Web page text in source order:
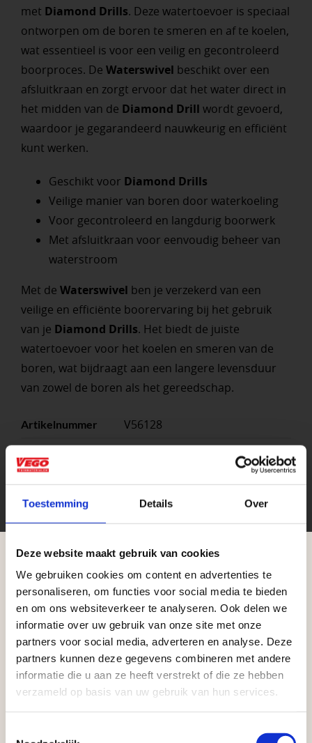
Toestemming Details Over
Deze website maakt gebruik van cookies
We gebruiken cookies om content en advertenties te
personaliseren, om functies voor social media te bieden
en om ons websiteverkeer te analyseren. Ook delen we
informatie over uw gebruik van onze site met onze
partners voor social media, adverteren en analyse. Deze
partners kunnen deze gegevens combineren met andere
informatie die u aan ze heeft verstrekt of die ze hebben
verzameld op basis van uw gebruik van hun services.
met Diamond Drills. Deze watertoevoer is speciaal
ontworpen om de boren te smeren en af te koelen,
wat essentieel is voor een veilig en gecontroleerd
boorproces. De Waterswivel beschikt over een
afsluitkraan en zorgt ervoor dat het water direct in
het midden van de Diamond Drill wordt gevoerd,
waardoor je gegarandeerd nauwkeurig en efficiënt
kunt werken.
Geschikt voor Diamond Drills
Veilige manier van boren door waterkoeling
Voor gecontroleerd en langdurig boorwerk
Met afsluitkraan voor eenvoudig beheer van
waterstroom
Met de Waterswivel ben je verzekerd van een
veilige en efficiënte boorervaring bij het gebruik
van je Diamond Drills. Het biedt de juiste
watertoevoer voor het koelen en smeren van de
boren, wat bijdraagt aan een langere levensduur
van zowel de boren als het gereedschap.
Artikelnummer V56128
Zakelijke klant worden
Vego Tuinmaterialen is de meest geschikte partner
voor zakelijke klanten op zoek naar tuin- en
infraproducten. Als professionele leverancier van
tuinmaterialen bieden wij een breed assortiment
Aangepaste openingstijden tijdens de
vakantieperiode
Waardenburg en Vego Dordrecht hanteren tijdens
de vakantieperiode aangepaste openingstijden op
zaterdag. Bekijk de vestigingspagina voor de
actuele openingstijden.